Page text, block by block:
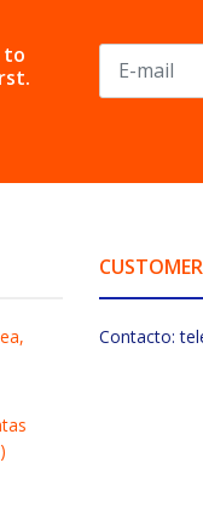
to
Contacto: